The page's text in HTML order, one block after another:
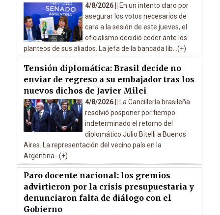
4/8/2026 ||
En un intento claro por
asegurar los votos necesarios de
cara a la sesión de este jueves, el
oficialismo decidió ceder ante los
planteos de sus aliados. La jefa de la bancada lib...(+)
Tensión diplomática: Brasil decide no
enviar de regreso a su embajador tras los
nuevos dichos de Javier Milei
4/8/2026 ||
La Cancillería brasileña
resolvió posponer por tiempo
indeterminado el retorno del
diplomático Julio Bitelli a Buenos
Aires. La representación del vecino país en la
Argentina...(+)
Paro docente nacional: los gremios
advirtieron por la crisis presupuestaria y
denunciaron falta de diálogo con el
Gobierno